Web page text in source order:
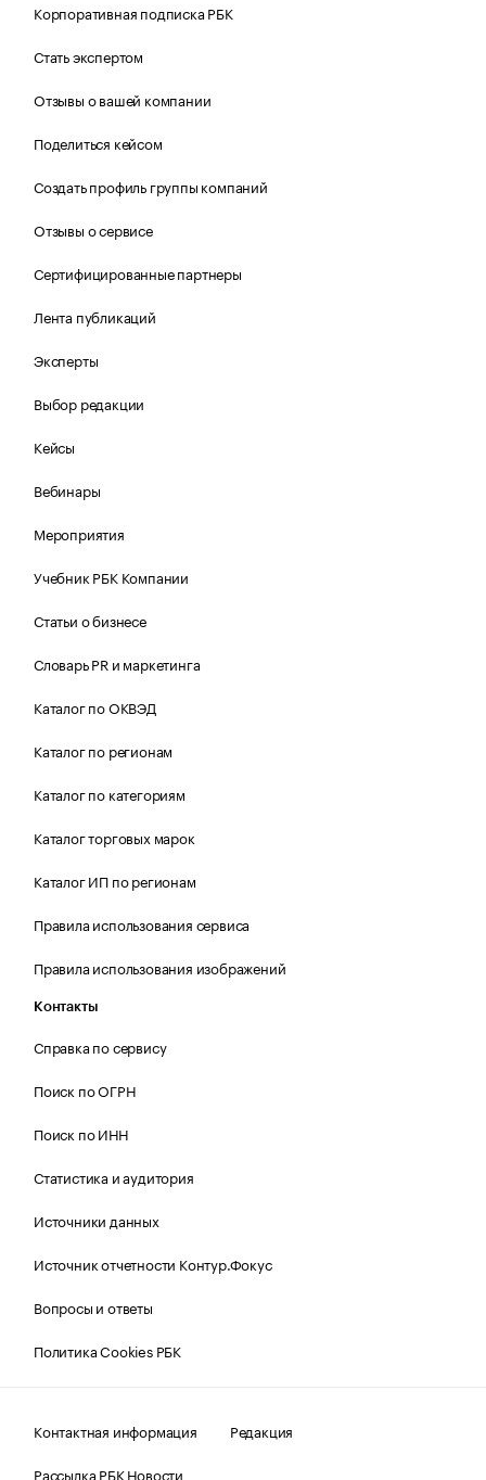
Корпоративная подписка РБК
Стать экспертом
Отзывы о вашей компании
Поделиться кейсом
Создать профиль группы компаний
Отзывы о сервисе
Сертифицированные партнеры
Лента публикаций
Эксперты
Выбор редакции
Кейсы
Вебинары
Мероприятия
Учебник РБК Компании
Статьи о бизнесе
Словарь PR и маркетинга
Каталог по ОКВЭД
Каталог по регионам
Каталог по категориям
Каталог торговых марок
Каталог ИП по регионам
Правила использования сервиса
Правила использования изображений
Контакты
Справка по сервису
Поиск по ОГРН
Поиск по ИНН
Статистика и аудитория
Источники данных
Источник отчетности Контур.Фокус
Вопросы и ответы
Политика Cookies РБК
Контактная информация
Редакция
Рассылка РБК Новости